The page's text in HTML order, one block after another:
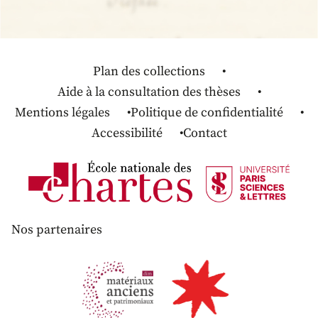
Plan des collections
Aide à la consultation des thèses
Mentions légales
Politique de confidentialité
Accessibilité
Contact
Nos partenaires